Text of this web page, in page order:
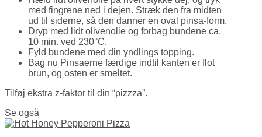
med fingrene ned i dejen. Stræk den fra midten
ud til siderne, så den danner en oval pinsa-form.
Dryp med lidt olivenolie og forbag bundene ca.
10 min. ved 230°C.
Fyld bundene med din yndlings topping.
Bag nu Pinsaerne færdige indtil kanten er flot
brun, og osten er smeltet.
Tilføj ekstra z-faktor til din “pizzza”.
Se også